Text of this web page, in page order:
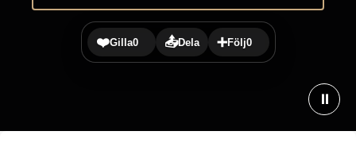
❤️Gilla0 📤Dela ➕Följ0
⏸